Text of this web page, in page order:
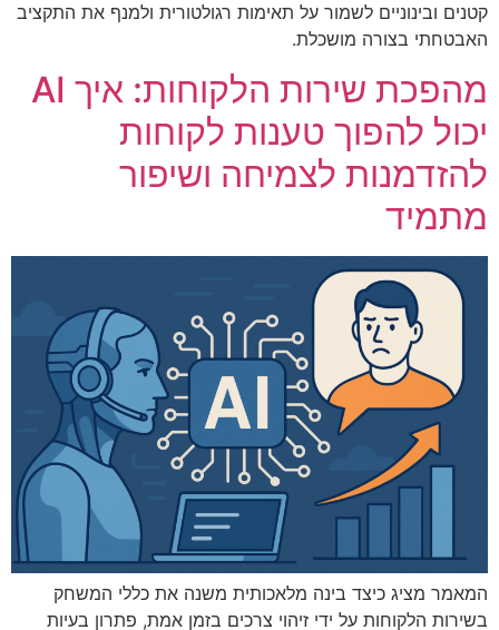
קטנים ובינוניים לשמור על תאימות רגולטורית ולמנף את התקציב
האבטחתי בצורה מושכלת.
מהפכת שירות הלקוחות: איך AI
יכול להפוך טענות לקוחות
להזדמנות לצמיחה ושיפור
מתמיד
המאמר מציג כיצד בינה מלאכותית משנה את כללי המשחק
בשירות הלקוחות על ידי זיהוי צרכים בזמן אמת, פתרון בעיות